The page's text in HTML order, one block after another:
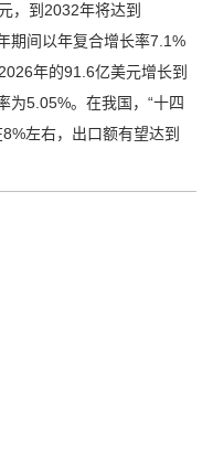
，到2032年将达到
期间以年复合增长率7.1%
年的91.6亿美元增长到
为5.05%。在我国，“十四
左右，出口额有望达到